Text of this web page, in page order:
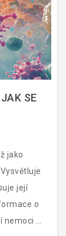
SE
jako
její
o
nemoci v